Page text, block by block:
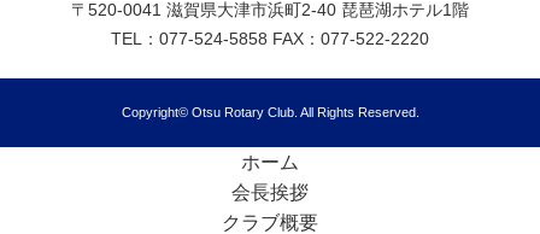
〒520-0041 滋賀県大津市浜町2-40 琵琶湖ホテル1階
TEL：077-524-5858 FAX：077-522-2220
Copyright© Otsu Rotary Club. All Rights Reserved.
ホーム
会長挨拶
クラブ概要